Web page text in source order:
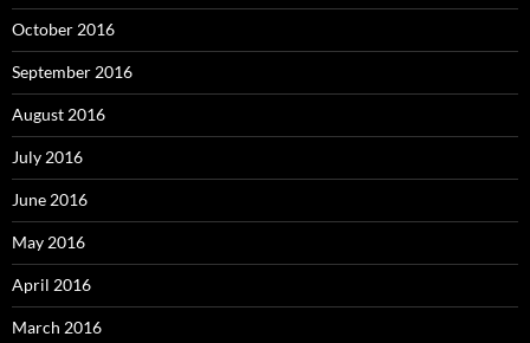
October 2016
September 2016
August 2016
July 2016
June 2016
May 2016
April 2016
March 2016